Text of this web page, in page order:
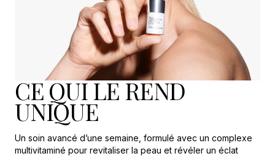
CE QUI LE REND
UNIQUE
Un soin avancé d’une semaine, formulé avec un complexe
multivitaminé pour revitaliser la peau et révéler un éclat